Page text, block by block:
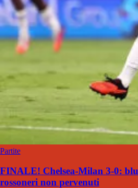
Partite
FINALE! Chelsea-Milan 3-0:
rossoneri non pervenuti